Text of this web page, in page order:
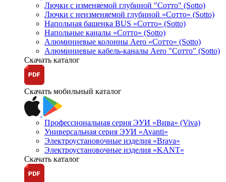
Лючки с изменяемой глубиной "Сотто" (Sotto)
Лючки с неизменяемой глубиной «Сотто» (Sotto)
Напольная башенка BUS «Сотто» (Sotto)
Напольные каналы «Сотто» (Sotto)
Алюминиевые колонны Aero «Сотто» (Sotto)
Алюминиевые кабель-каналы Aero "Сотто" (Sotto)
Скачать каталог
Скачать мобильный каталог
Профессиональная серия ЭУИ «Вива» (Viva)
Универсальная серия ЭУИ «Avanti»
Электроустановочные изделия «Brava»
Электроустановочные изделия «KANT»
Скачать каталог